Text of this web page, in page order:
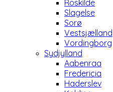
Roskilde
Slagelse
Sorø
Vestsjælland
Vordingborg
Sydjylland
Aabenraa
Fredericia
Haderslev